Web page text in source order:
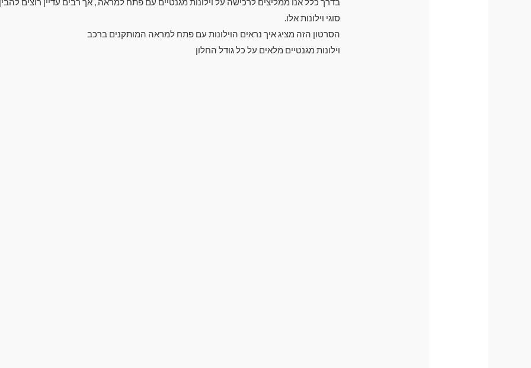
סוגי וילונות אלו.
הסרטון הזה מציג איך נראים הוילונות עם פתח למראה המותקנים ברכב
וילונות מגנטיים מלאים על כל גודל החלון